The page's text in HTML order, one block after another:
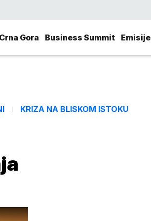
Crna Gora Business Summit Emisije
KRIZA NA BLISKOM ISTOKU